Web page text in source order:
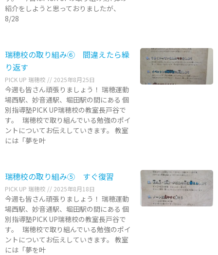
紹介をしようと思っておりましたが、
8/28
瑞穂校の取り組み⑥ 間違えたら繰
り返す
PICK UP 瑞穂校 2025年8月25日
今週も皆さん頑張りましょう！ 瑞穂運動
場西駅、妙音通駅、堀田駅の間にある 個
別指導塾PICK UP瑞穂校の教室長戸谷で
す。 瑞穂校で取り組んでいる勉強のポイ
ントについてお伝えしていきます。 教室
には「夢を叶
瑞穂校の取り組み⑤ すぐ復習
PICK UP 瑞穂校 2025年8月18日
今週も皆さん頑張りましょう！ 瑞穂運動
場西駅、妙音通駅、堀田駅の間にある 個
別指導塾PICK UP瑞穂校の教室長戸谷で
す。 瑞穂校で取り組んでいる勉強のポイ
ントについてお伝えしていきます。 教室
には「夢を叶